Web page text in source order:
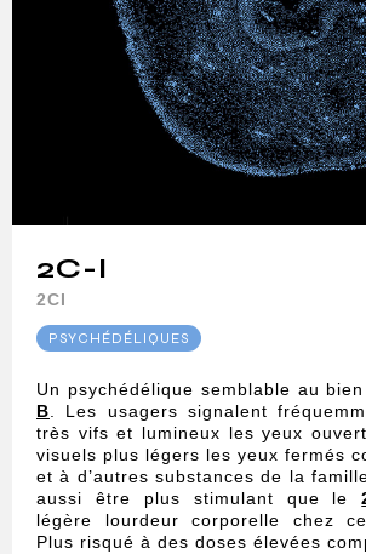
2C-I
2CI
PSYCHÉDÉLIQUES
Un psychédélique semblable au
B. Les usagers signalent
très vifs et lumineux les yeux
visuels plus légers les yeux fermés
et à d’autres substances de la
aussi être plus stimulant que le
légère lourdeur corporelle chez
Plus risqué à des doses élevées